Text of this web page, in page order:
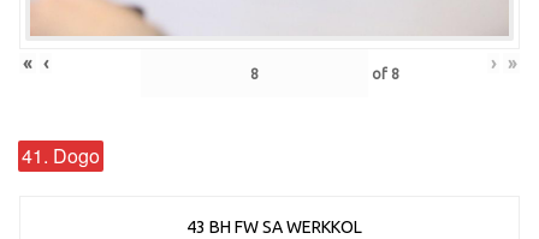
« ‹ of 8 › »
41. Dogo
43 BH FW SA WERKKOL